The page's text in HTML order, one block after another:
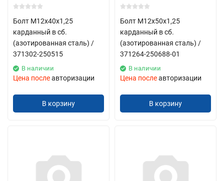
Болт М12х40х1,25
карданный в сб.
(азотированная сталь) /
371302-250515
В наличии
Цена послеавторизации
В корзину
Болт М12х50х1,25
карданный в сб.
(азотированная сталь) /
371264-250688-01
В наличии
Цена послеавторизации
В корзину